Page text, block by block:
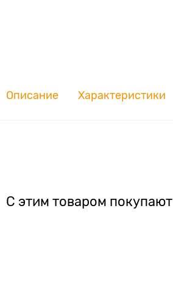
Описание Характеристики
С этим товаром покупают